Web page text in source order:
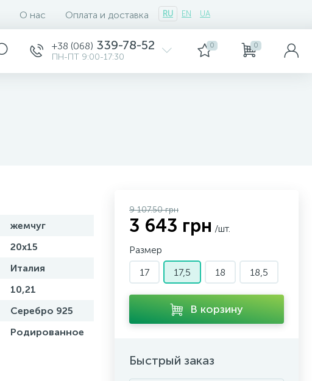
О нас Оплата и доставка RU EN UA
+38 (068) 339-78-52
ПН-ПТ 9:00-17:30
0 0
жемчуг
20х15
Италия
10,21
Серебро 925
Родированное
9 107.50 грн
3 643 грн /шт.
Размер
17
17,5 18 18,5
В корзину
Быстрый заказ